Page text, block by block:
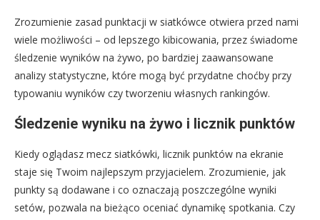
Zrozumienie zasad punktacji w siatkówce otwiera przed nami
wiele możliwości – od lepszego kibicowania, przez świadome
śledzenie wyników na żywo, po bardziej zaawansowane
analizy statystyczne, które mogą być przydatne choćby przy
typowaniu wyników czy tworzeniu własnych rankingów.
Śledzenie wyniku na żywo i licznik punktów
Kiedy oglądasz mecz siatkówki, licznik punktów na ekranie
staje się Twoim najlepszym przyjacielem. Zrozumienie, jak
punkty są dodawane i co oznaczają poszczególne wyniki
setów, pozwala na bieżąco oceniać dynamikę spotkania. Czy